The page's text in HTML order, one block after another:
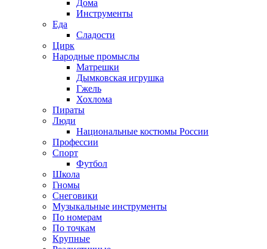
Дома
Инструменты
Еда
Сладости
Цирк
Народные промыслы
Матрешки
Дымковская игрушка
Гжель
Хохлома
Пираты
Люди
Национальные костюмы России
Профессии
Спорт
Футбол
Школа
Гномы
Снеговики
Музыкальные инструменты
По номерам
По точкам
Крупные